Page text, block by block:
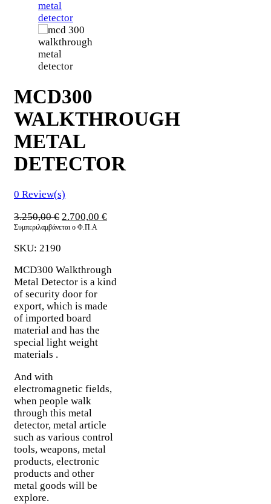
MCD300
WALKTHROUGH
METAL
DETECTOR
0 Review(s)
3.250,00€ Original
price
2.700,00 €Η
2.700,00 €.
Συμπεριλαμβάνεται ο Φ.Π.Α
SKU: 2190
MCD300 Walkthrough
Metal Detector is a kind
of security door for
export, which is made
of imported board
material and has the
special light weight
materials .
And with
electromagnetic fields,
when people walk
through this metal
detector, metal article
such as various control
tools, weapons, metal
products, electronic
products and other
metal goods will be
explore.